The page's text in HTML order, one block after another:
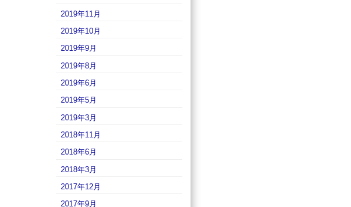
2019年11月
2019年10月
2019年9月
2019年8月
2019年6月
2019年5月
2019年3月
2018年11月
2018年6月
2018年3月
2017年12月
2017年9月